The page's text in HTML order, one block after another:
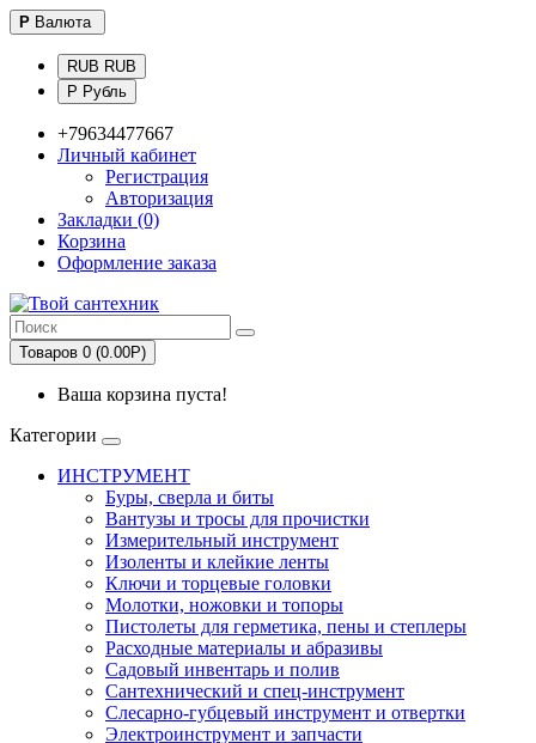
Р Валюта
RUB RUB
Р Рубль
+79634477667
Личный кабинет
Регистрация
Авторизация
Закладки (0)
Корзина
Оформление заказа
Товаров 0 (0.00Р)
Ваша корзина пуста!
Категории
ИНСТРУМЕНТ
Буры, сверла и биты
Вантузы и тросы для прочистки
Измерительный инструмент
Изоленты и клейкие ленты
Ключи и торцевые головки
Молотки, ножовки и топоры
Пистолеты для герметика, пены и степлеры
Расходные материалы и абразивы
Садовый инвентарь и полив
Сантехнический и спец-инструмент
Слесарно-губцевый инструмент и отвертки
Электроинструмент и запчасти